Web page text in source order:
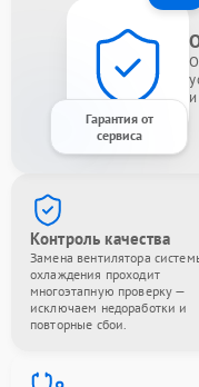
Гарантия от
сервиса
Контроль качества
Замена вентилятора
охлаждения проходит
многоэтапную проверку —
исключаем недоработки и
повторные сбои.